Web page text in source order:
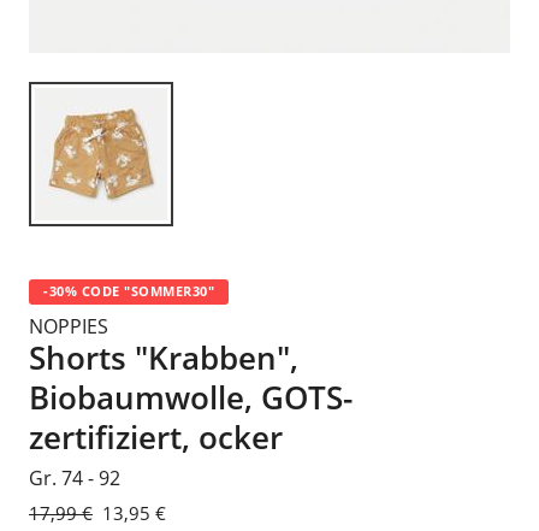
-30% CODE "SOMMER30"
NOPPIES
Shorts "Krabben",
Biobaumwolle, GOTS-
zertifiziert, ocker
Gr. 74 - 92
Normaler
17,99 € Sonderpreis
13,95 €